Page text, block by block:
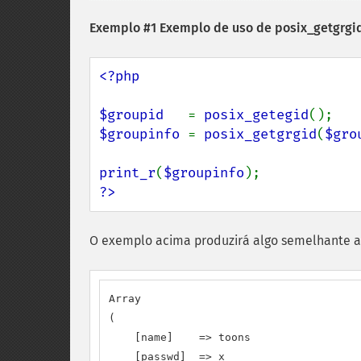
Exemplo #1 Exemplo de uso de
<?php
$groupid = posix_getegid
$groupinfo = posix_getgrgid(
print_r($groupinfo
?>
O exemplo acima produzirá algo semelhante
Array
(
    [name]    => toons
    [passwd]  => x